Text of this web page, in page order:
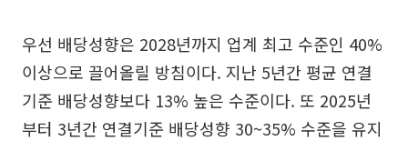
우선 배당성향은 2028년까지 업계 최고 수준인 40%
이상으로 끌어올릴 방침이다. 지난 5년간 평균 연결
기준 배당성향보다 13% 높은 수준이다. 또 2025년
부터 3년간 연결기준 배당성향 30~35% 수준을 유지